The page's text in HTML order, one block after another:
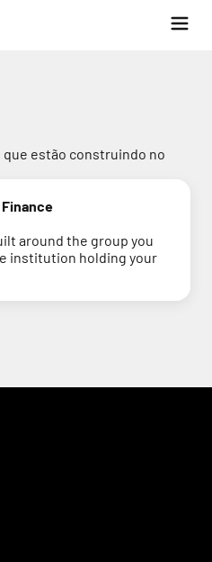
estão construindo no
around the group you
institution holding your